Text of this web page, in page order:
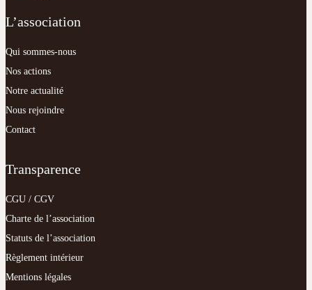
L’association
Qui sommes-nous
Nos actions
Notre actualité
Nous rejoindre
Contact
Transparence
CGU / CGV
Charte de l’association
Statuts de l’association
Règlement intérieur
Mentions légales